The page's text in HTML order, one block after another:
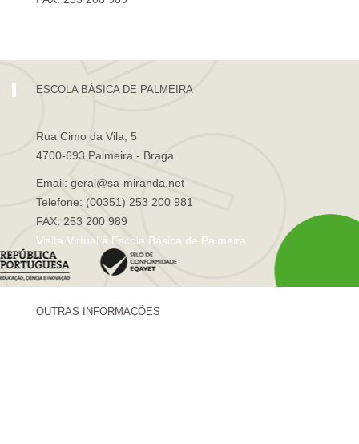
ESCOLA BÁSICA DE PALMEIRA
Rua Cimo da Vila, 5
4700-693 Palmeira - Braga
Email: geral@sa-miranda.net
Telefone: (00351) 253 200 981
FAX: 253 200 989
Visita Virtual à Escola Básica de Palmeira
OUTRAS INFORMAÇÕES